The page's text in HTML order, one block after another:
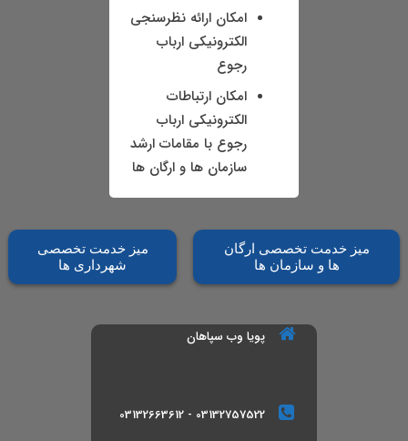
امکان ارائه نظرسنجی
الکترونیکی ارباب
رجوع
امکان ارتباطات
الکترونیکی ارباب
رجوع با مقامات ارشد
سازمان ها و ارگان ها
میز خدمت تخصصی ارگان
ها و سازمان ها
میز خدمت تخصصی
شهرداری ها
پویا وب سپاهان
03132757522 - 03132663612